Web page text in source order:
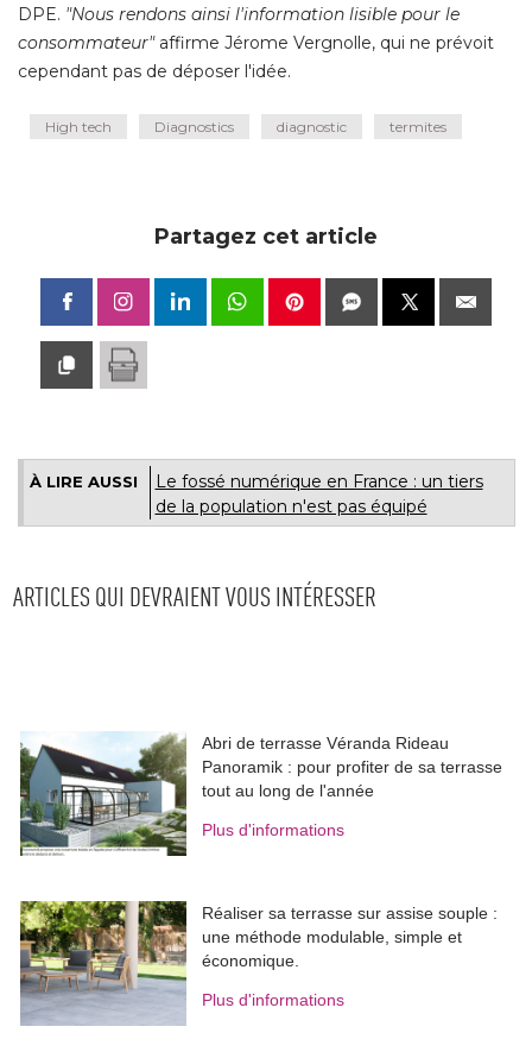
DPE. "Nous rendons ainsi l'information lisible pour le
consommateur"affirme Jérome Vergnolle, qui ne prévoit
cependant pas de déposer l'idée.
High tech Diagnostics diagnostic termites
Partagez cet article
À LIRE AUSSI
Le fossé numérique en France : un tiers
de la population n'est pas équipé
ARTICLES QUI DEVRAIENT VOUS INTÉRESSER
Abri de terrasse Véranda Rideau
Panoramik : pour profiter de sa terrasse
tout au long de l'année
Plus d'informations
Réaliser sa terrasse sur assise souple :
une méthode modulable, simple et
économique.
Plus d'informations